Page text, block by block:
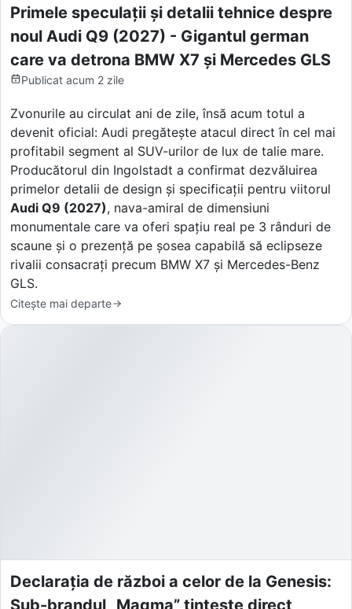
Primele speculații și detalii tehnice despre
noul Audi Q9 (2027) - Gigantul german
care va detrona BMW X7 și Mercedes GLS
Publicat acum 2 zile
Zvonurile au circulat ani de zile, însă acum totul a
devenit oficial: Audi pregătește atacul direct în cel mai
profitabil segment al SUV-urilor de lux de talie mare.
Producătorul din Ingolstadt a confirmat dezvăluirea
primelor detalii de design și specificații pentru viitorul
Audi Q9 (2027), nava-amiral de dimensiuni
monumentale care va oferi spațiu real pe 3 rânduri de
scaune și o prezență pe șosea capabilă să eclipseze
rivalii consacrați precum BMW X7 și Mercedes-Benz
GLS.
Citește mai departe
Declarația de război a celor de la Genesis: